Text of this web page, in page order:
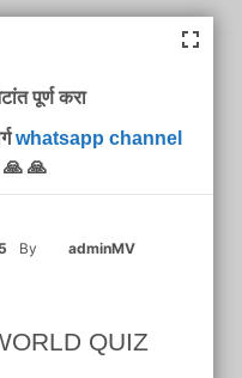
पूर्ण करा
whatsapp channel
🙏 🙏
By adminMV
QUIZ